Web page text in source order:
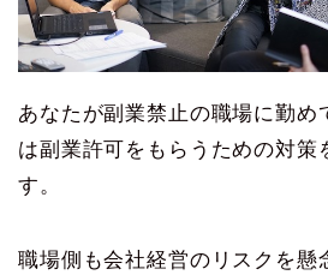
あなたが副業禁止の職場に勤め
は副業許可をもらうための対策
す。
職場側も会社経営のリスクを懸